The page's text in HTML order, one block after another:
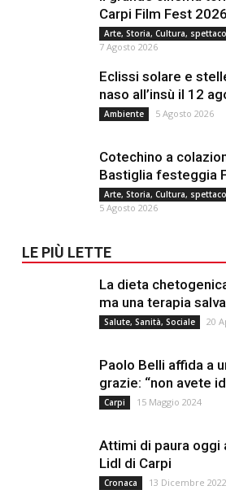
Carpi Film Fest 2026
Arte, Storia, Cultura,
7 Agosto 2026
Eclissi solare e
naso all’insù il 12
Ambiente 5 Agosto 2026
Cotechino a
Bastiglia festeggia
Arte, Storia, Cultura,
5 Agosto 2026
LE PIÙ LETTE
La dieta
ma una terapia
Salute, Sanità, Sociale 20
Paolo Belli affida a
grazie: “non avete
Carpi 15 Maggio 2024
Attimi di paura oggi
Lidl di Carpi
Cronaca 13 Dicembre 2022